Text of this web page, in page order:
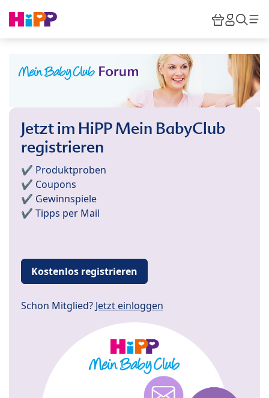
HiPP
Jetzt im HiPP Mein BabyClub
registrieren
✔️ Produktproben
✔️ Coupons
✔️ Gewinnspiele
✔️ Tipps per Mail
Kostenlos registrieren
Schon Mitglied? Jetzt einloggen